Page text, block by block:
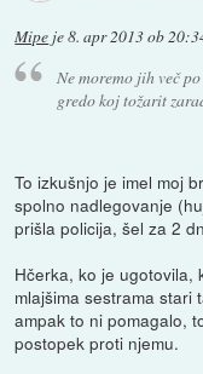
Mipe je8. apr 2013 ob
Ne moremo jih več
gredo koj tožarit
To izkušnjo je imel moj
spolno nadlegovanje
prišla policija, šel za 2
Hčerka, ko je ugotovila,
mlajšima sestrama stari
ampak to ni pomagalo,
postopek proti njemu.